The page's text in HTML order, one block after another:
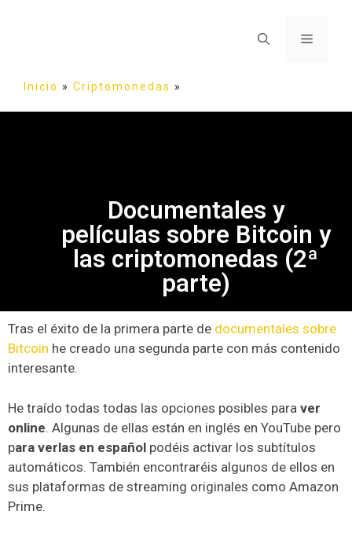
Inicio » Criptomonedas »
Documentales y
películas sobre Bitcoin y
las criptomonedas (2ª
parte)
Tras el éxito de la primera parte de documentales sobre
Bitcoin he creado una segunda parte con más contenido
interesante.
He traído todas todas las opciones posibles para ver
online. Algunas de ellas están en inglés en YouTube pero
para verlas en español podéis activar los subtítulos
automáticos. También encontraréis algunos de ellos en
sus plataformas de streaming originales como Amazon
Prime.